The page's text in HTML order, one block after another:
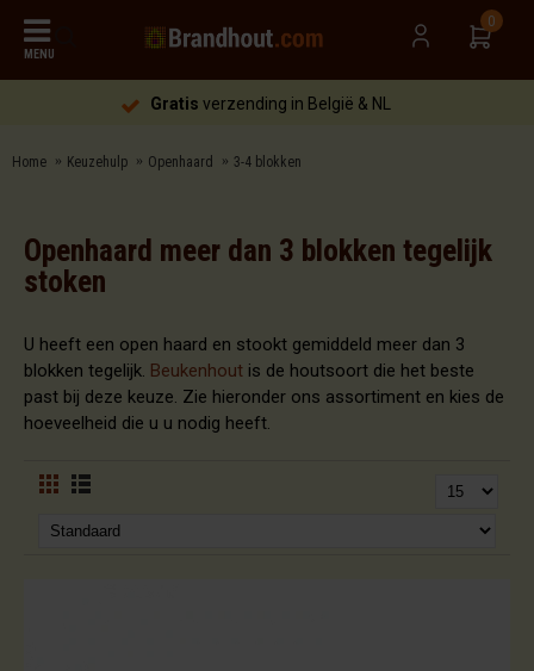
MENU
0
Gratis verzending in België & NL
Home Keuzehulp Openhaard 3-4 blokken
Openhaard meer dan 3 blokken tegelijk
stoken
U heeft een open haard en stookt gemiddeld meer dan 3
blokken tegelijk. Beukenhout is de houtsoort die het beste
past bij deze keuze. Zie hieronder ons assortiment en kies de
hoeveelheid die u u nodig heeft.